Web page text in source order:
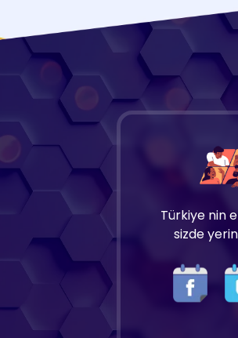
Türkiye nin
sizde